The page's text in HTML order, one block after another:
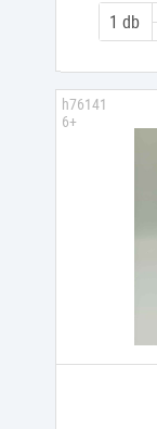
h76141
6+